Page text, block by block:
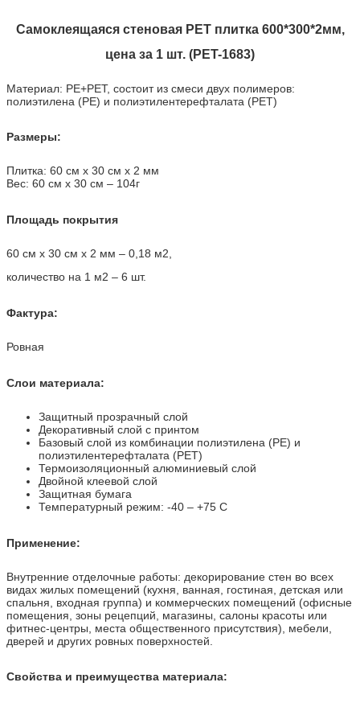
Самоклеящаяся стеновая PET плитка 600*300*2мм,
цена за 1 шт. (PET-1683)
Материал: PE+PET, состоит из смеси двух полимеров:
полиэтилена (PE) и полиэтилентерефталата (PET)
Размеры:
Плитка: 60 см х 30 см х 2 мм
Вес: 60 см х 30 см – 104г
Площадь покрытия
60 см х 30 см х 2 мм – 0,18 м2,
количество на 1 м2 – 6 шт.
Фактура:
Ровная
Слои материала:
Защитный прозрачный слой
Декоративный слой с принтом
Базовый слой из комбинации полиэтилена (PE) и
полиэтилентерефталата (PET)
Термоизоляционный алюминиевый слой
Двойной клеевой слой
Защитная бумага
Температурный режим: -40 – +75 С
Применение:
Внутренние отделочные работы: декорирование стен во всех
видах жилых помещений (кухня, ванная, гостиная, детская или
спальня, входная группа) и коммерческих помещений (офисные
помещения, зоны рецепций, магазины, салоны красоты или
фитнес-центры, места общественного присутствия), мебели,
дверей и других ровных поверхностей.
Свойства и преимущества материала: